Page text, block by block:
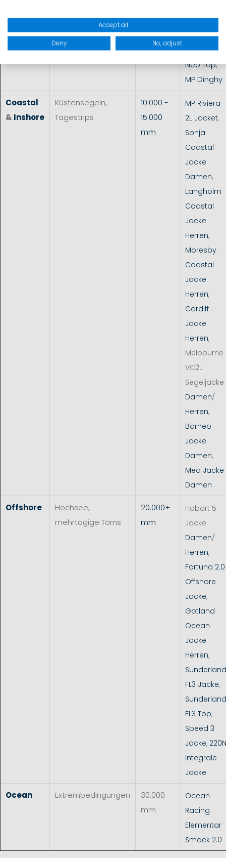
Smock,
Dimension
3 Racing
Neo Top,
MP Dinghy
Coastal
& Inshore
Küstensegeln,
Tagestrips
10.000 -
15.000
mm
MP Riviera
2L Jacket,
Sonja
Coastal
Jacke
Damen,
Langholm
Coastal
Jacke
Herren,
Moresby
Coastal
Jacke
Herren,
Cardiff
Jacke
Herren,
Melbourne
VC2L
Segeljacke
Damen/
Herren,
Borneo
Jacke
Damen,
Med Jacke
Damen
Offshore
Hochsee,
mehrtägige Törns
20.000+
mm
Hobart 5
Jacke
Damen/
Herren,
Fortuna 2.0
Offshore
Jacke,
Gotland
Ocean
Jacke
Herren,
Sunderland
FL3 Jacke,
Sunderland
FL3 Top,
Speed 3
Jacke, 220N
Integrale
Jacke
Ocean Extrembedingungen
30.000
mm
Ocean
Racing
Elementar
Smock 2.0
Accept all
Deny No, adjust